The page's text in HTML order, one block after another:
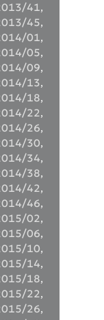
41,
45,
01,
05,
09,
13,
18,
22,
26,
30,
34,
38,
42,
46,
02,
06,
10,
14,
18,
22,
26,